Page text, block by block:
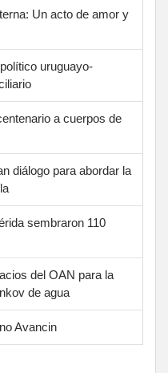
Un acto de amor y
uruguayo-
a cuerpos de
diálogo para abordar la
sembraron 110
del OAN para la
de agua
Avancin